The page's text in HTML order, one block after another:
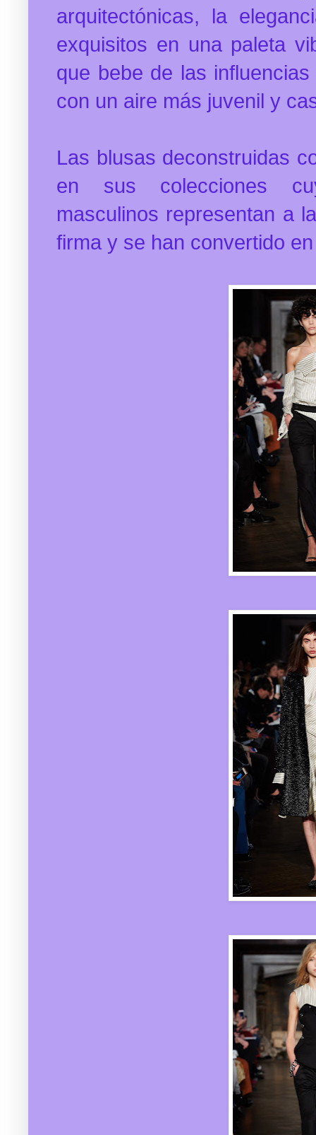
arquitectónicas, la
exquisitos en una paleta
que bebe de las
con un aire más juvenil y
Las blusas deconstruidas
en sus colecciones
masculinos representan a
firma y se han convertido